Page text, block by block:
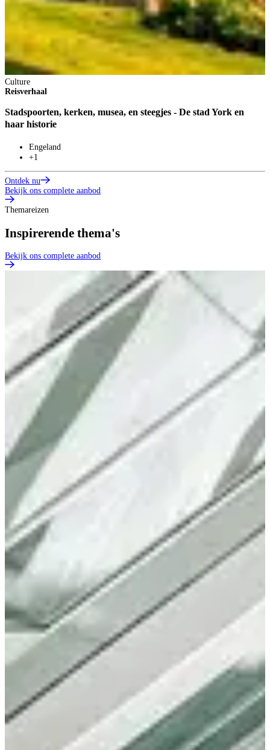
Culture
Reisverhaal
Stadspoorten, kerken, musea, en steegjes - De stad York en
haar historie
Engeland
+1
Ontdek nu
Bekijk ons complete aanbod
Themareizen
Inspirerende thema's
Bekijk ons complete aanbod